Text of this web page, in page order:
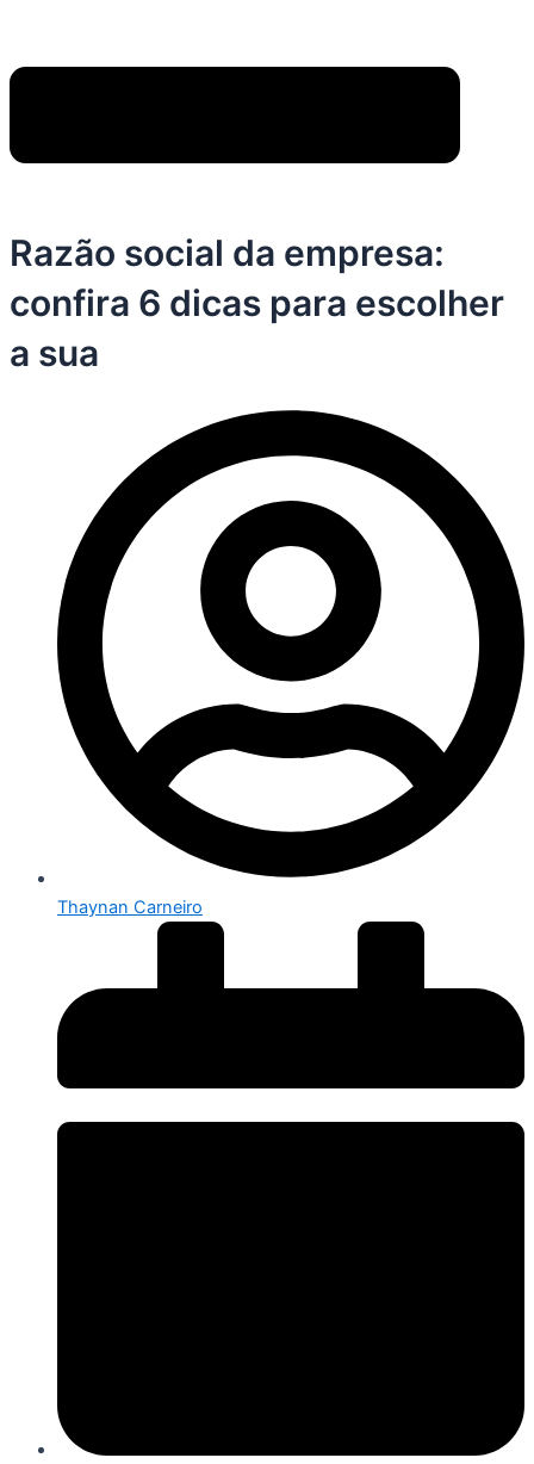
Razão social da empresa:
confira 6 dicas para escolher
a sua
Thaynan Carneiro